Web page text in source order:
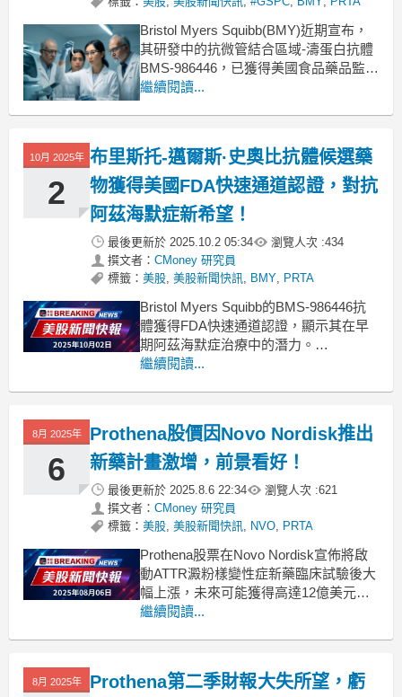
Bristol Myers Squibb(BMY)近期宣布，
其研發中的抗微管結合區域-濤蛋白抗體
BMS-986446，已獲得美國食品藥品監督
管理局(FDA)的快速通道認證。此藥物目
BMS-986446在前期臨床模型中，顯示出
顯著降低濤
繼續閱讀...
10月 2025年
2
布里斯托-邁爾斯·史奧比抗體候選藥
物獲得美國FDA快速通道認證，對抗
阿茲海默症新希望！
最後更新於 2025.10.2 05:34 瀏覽人次 :434
撰文者： CMoney 研究員
標籤： 美股, 美股新聞快訊, BMY, PRTA
Bristol Myers Squibb的BMS-986446抗
體獲得FDA快速通道認證，顯示其在早
期阿茲海默症治療中的潛力。
.badgeprice-container {
gap: 1rem !importa
繼續閱讀...
8月 2025年
6
Prothena股價因Novo Nordisk推出
新藥計畫激增，前景看好！
最後更新於 2025.8.6 22:34 瀏覽人次 :621
撰文者： CMoney 研究員
標籤： 美股, 美股新聞快訊, NVO, PRTA
Prothena股票在Novo Nordisk宣佈將啟
動ATTR澱粉樣變性症新藥臨床試驗後大
幅上漲，未來可能獲得高達12億美元的
里程碑支付。Prothena公司
第二季財報會議中宣佈，將開始針對致
命疾病ATTR澱粉
繼續閱讀...
8月 2025年
Prothena第二季財報大失所望，虧